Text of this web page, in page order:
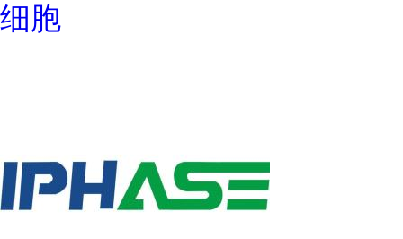
细胞